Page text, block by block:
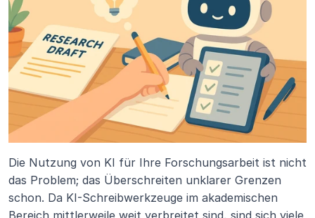
Die Nutzung von KI für Ihre Forschungsarbeit ist nicht
das Problem; das Überschreiten unklarer Grenzen
schon. Da KI-Schreibwerkzeuge im akademischen